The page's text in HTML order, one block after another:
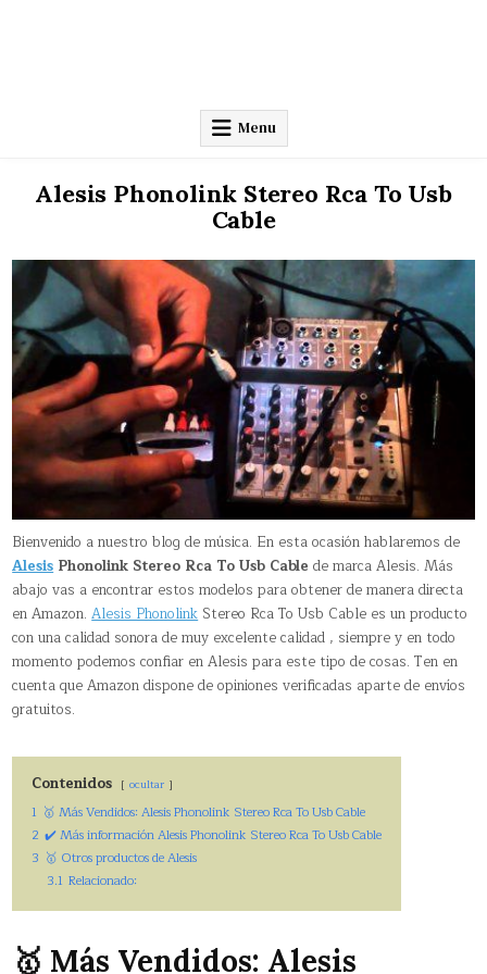
Menu
Alesis Phonolink Stereo Rca To Usb
Cable
Bienvenido a nuestro blog de música. En esta ocasión hablaremos de
AlesisPhonolink Stereo Rca To Usb Cable de marca Alesis. Más
abajo vas a encontrar estos modelos para obtener de manera directa
en Amazon.Alesis PhonolinkStereo Rca To Usb Cable es un producto
con una calidad sonora de muy excelente calidad , siempre y en todo
momento podemos confiar en Alesis para este tipo de cosas. Ten en
cuenta que Amazon dispone de opiniones verificadas aparte de envíos
gratuitos.
Contenidos ocultar
1 🥇 Más Vendidos: Alesis Phonolink Stereo Rca To Usb Cable
2 ✔️ Más información Alesis Phonolink Stereo Rca To Usb Cable
3 🥇 Otros productos de Alesis
3.1 Relacionado:
🥇 Más Vendidos: Alesis